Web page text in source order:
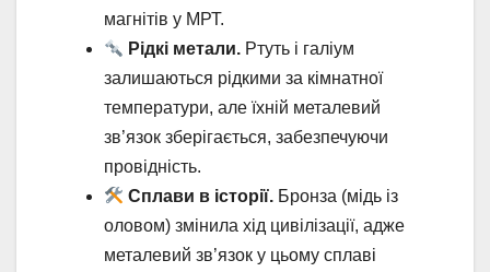
магнітів у МРТ.
Рідкі метали. Ртуть і галіум
залишаються рідкими за кімнатної
температури, але їхній металевий
зв’язок зберігається, забезпечуючи
провідність.
Сплави в історії. Бронза (мідь із
оловом) змінила хід цивілізації, адже
металевий зв’язок у цьому сплаві